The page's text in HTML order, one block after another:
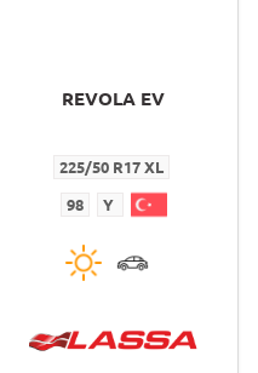
REVOLA EV
225/50 R17 XL
98 Y